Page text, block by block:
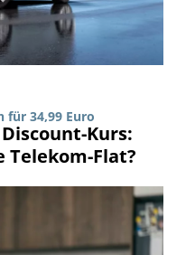
für 34,99 Euro
Kurs:
Telekom-Flat?